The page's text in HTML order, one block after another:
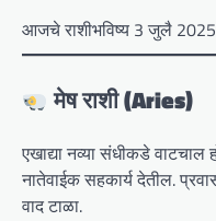
आजचे राशीभविष्य 3 जुलै 2025
मेष राशी (Aries)
एखाद्या नव्या संधीकडे
नातेवाईक सहकार्य देतील.
वाद टाळा.